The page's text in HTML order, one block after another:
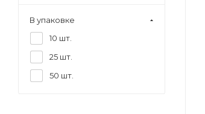
В упаковке
10 шт.
25 шт.
50 шт.